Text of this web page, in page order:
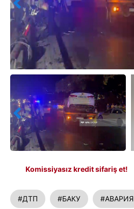
Komissiyasız kredit sifariş et!
#ДТП #БАКУ #АВАРИЯ